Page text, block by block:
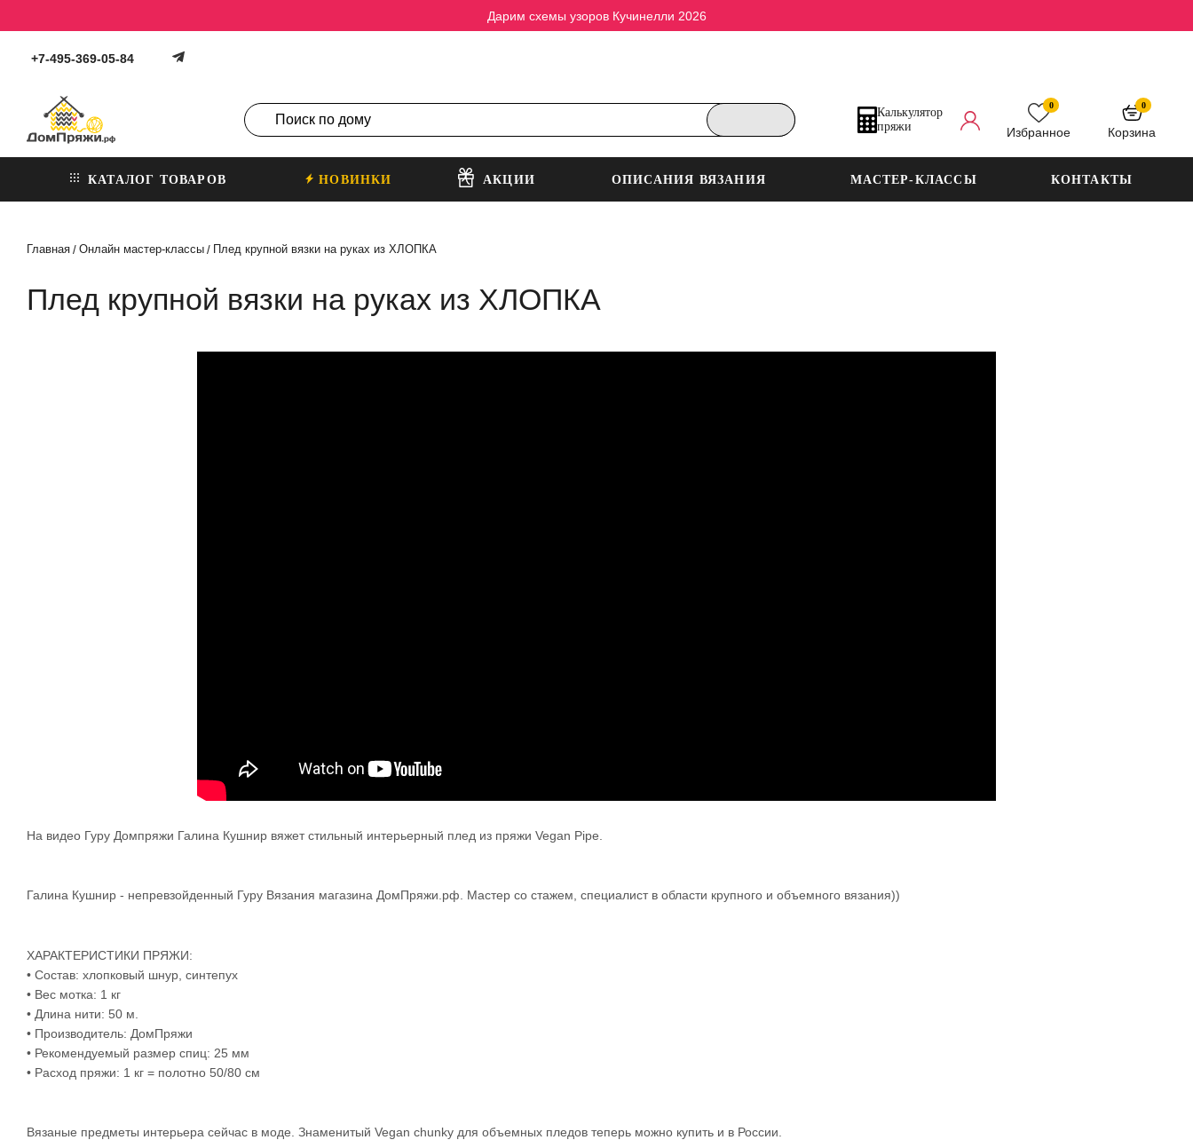
Дарим схемы узоров Кучинелли 2026
+7-495-369-05-84
Калькулятор
пряжи
Избранное
0
Корзина
0
КАТАЛОГ ТОВАРОВ НОВИНКИ АКЦИИ ОПИСАНИЯ ВЯЗАНИЯ МАСТЕР-КЛАССЫ КОНТАКТЫ
Главная / Онлайн мастер-классы / Плед крупной вязки на руках из ХЛОПКА
Плед крупной вязки на руках из ХЛОПКА
На видео Гуру Домпряжи Галина Кушнир вяжет стильный интерьерный плед из пряжи Vegan Pipe.
Галина Кушнир - непревзойденный Гуру Вязания магазина ДомПряжи.рф. Мастер со стажем, специалист в области крупного и объемного вязания))
ХАРАКТЕРИСТИКИ ПРЯЖИ:
• Состав: хлопковый шнур, синтепух
• Вес мотка: 1 кг
• Длина нити: 50 м.
• Производитель: ДомПряжи
• Рекомендуемый размер спиц: 25 мм
• Расход пряжи: 1 кг = полотно 50/80 см
Вязаные предметы интерьера сейчас в моде. Знаменитый Vegan chunky для объемных пледов теперь можно купить и в России.